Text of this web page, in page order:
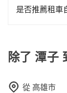
區，我們司機
06:25一直到
鐘，再乘坐
往左營高鐵站
1,600元後，抵
是否推薦租車
當天就要來回
你最便宜選擇
到泰武的花費
除了 潭子
從 高雄市